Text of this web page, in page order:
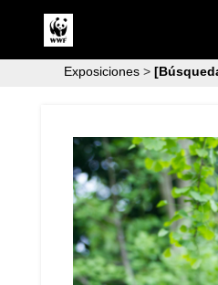
Exposiciones >